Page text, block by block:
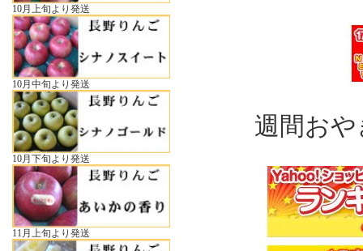
10月上旬より発送
10月中旬より発送
10月下旬より発送
11月上旬より発送
週間お